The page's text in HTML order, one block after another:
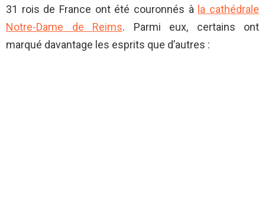
31 rois de France ont été couronnés à la cathédrale
Notre-Dame de Reims. Parmi eux, certains ont
marqué davantage les esprits que d’autres :